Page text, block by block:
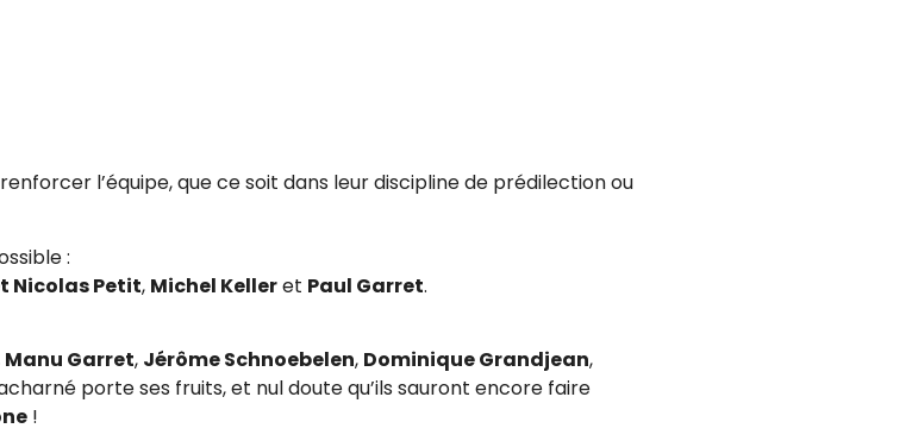
l’équipe, que ce soit dans leur discipline de prédilection ou
:
Nicolas Petit, Michel Kelleret Paul Garret.
Manu Garret, Jérôme Schnoebelen, Dominique Grandjean,
porte ses fruits, et nul doute qu’ils sauront encore faire
!